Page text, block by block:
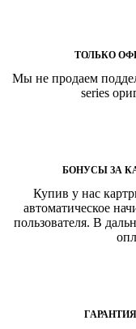
ТОЛЬКО
Мы не продаем
series
БОНУСЫ ЗА
Купив у нас
автоматическое
пользователя. В